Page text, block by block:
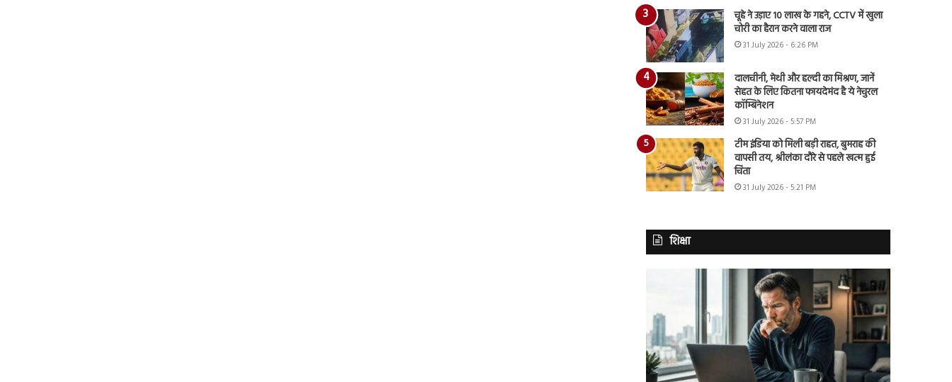
चूहे ने उड़ाए 10 लाख के गहने, CCTV में खुला
चोरी का हैरान करने वाला राज
31 July 2026 - 6:26 PM
दालचीनी, मेथी और हल्दी का मिश्रण, जानें
सेहत के लिए कितना फायदेमंद है ये नेचुरल
कॉम्बिनेशन
31 July 2026 - 5:57 PM
टीम इंडिया को मिली बड़ी राहत, बुमराह की
वापसी तय, श्रीलंका दौरे से पहले खत्म हुई
चिंता
31 July 2026 - 5:21 PM
शिक्षा